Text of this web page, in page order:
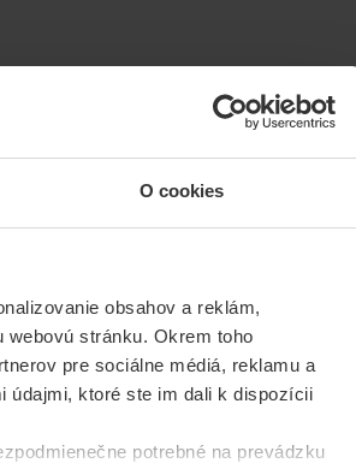
O cookies
obsahov a reklám,
webovú stránku. Okrem toho
pre sociálne médiá, reklamu a
údajmi, ktoré ste im dali k dispozícii
potrebné na prevádzku